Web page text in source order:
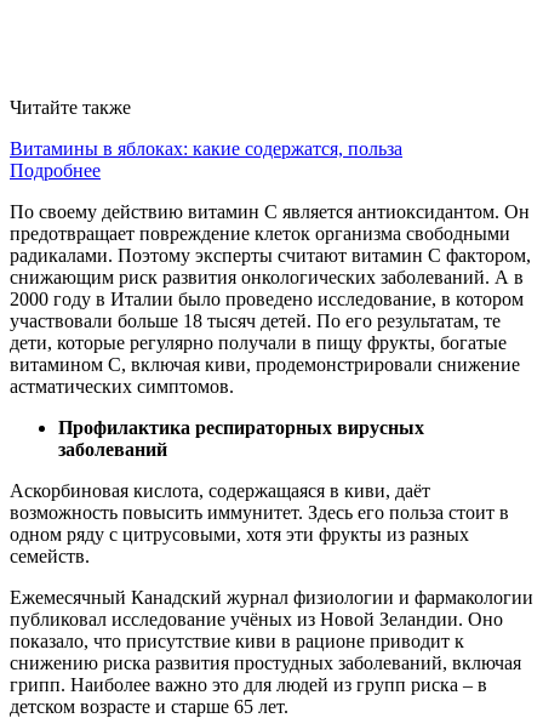
Читайте также
Витамины в яблоках: какие содержатся, польза
Подробнее
По своему действию витамин С является антиоксидантом. Он
предотвращает повреждение клеток организма свободными
радикалами. Поэтому эксперты считают витамин С фактором,
снижающим риск развития онкологических заболеваний. А в
2000 году в Италии было проведено исследование, в котором
участвовали больше 18 тысяч детей. По его результатам, те
дети, которые регулярно получали в пищу фрукты, богатые
витамином С, включая киви, продемонстрировали снижение
астматических симптомов.
Профилактика респираторных вирусных
заболеваний
Аскорбиновая кислота, содержащаяся в киви, даёт
возможность повысить иммунитет. Здесь его польза стоит в
одном ряду с цитрусовыми, хотя эти фрукты из разных
семейств.
Ежемесячный Канадский журнал физиологии и фармакологии
публиковал исследование учёных из Новой Зеландии. Оно
показало, что присутствие киви в рационе приводит к
снижению риска развития простудных заболеваний, включая
грипп. Наиболее важно это для людей из групп риска – в
детском возрасте и старше 65 лет.